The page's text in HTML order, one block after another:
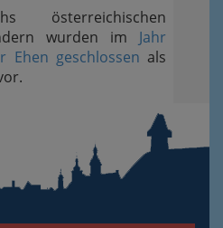
österreichischen
wurden im Jahr
Ehen geschlossen als